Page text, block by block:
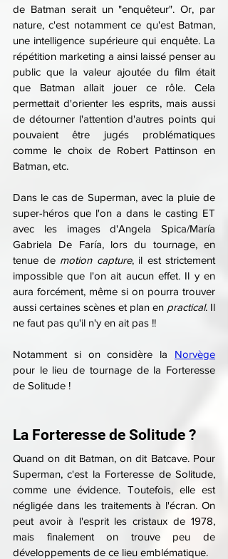
de Batman serait un "enquêteur". Or, par
nature, c'est notamment ce qu'est Batman,
une intelligence supérieure qui enquête. La
répétition marketing a ainsi laissé penser au
public que la valeur ajoutée du film était
que Batman allait jouer ce rôle. Cela
permettait d'orienter les esprits, mais aussi
de détourner l'attention d'autres points qui
pouvaient être jugés problématiques
comme le choix de Robert Pattinson en
Batman, etc.
Dans le cas de Superman, avec la pluie de
super-héros que l'on a dans le casting ET
avec les images d'Angela Spica/María
Gabriela De Faría, lors du tournage, en
tenue de motion capture, il est strictement
impossible que l'on ait aucun effet. Il y en
aura forcément, même si on pourra trouver
aussi certaines scènes et plan en practical. Il
ne faut pas qu'il n'y en ait pas !!
Notamment si on considère la Norvège
pour le lieu de tournage de la Forteresse
de Solitude !
La Forteresse de Solitude ?
Quand on dit Batman, on dit Batcave. Pour
Superman, c'est la Forteresse de Solitude,
comme une évidence. Toutefois, elle est
négligée dans les traitements à l'écran. On
peut avoir à l'esprit les cristaux de 1978,
mais finalement on trouve peu de
développements de ce lieu emblématique.